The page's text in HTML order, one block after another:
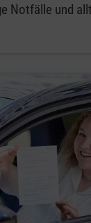
Notfälle und